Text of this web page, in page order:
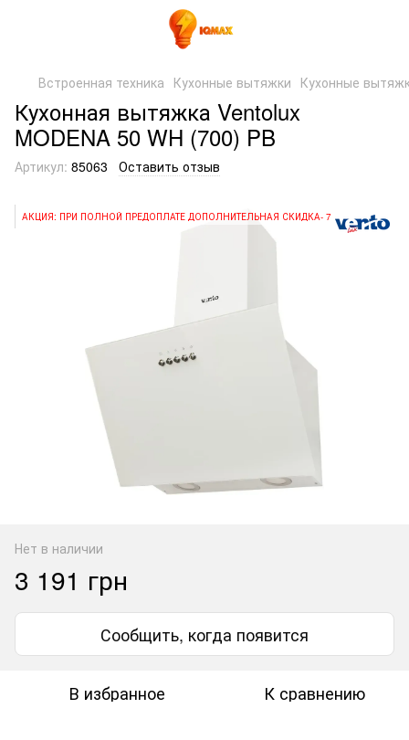
Встроенная техника Кухонные вытяжки Кухонные
Кухонная вытяжка Ventolux
MODENA 50 WH (700) PB
Артикул: 85063 Оставить отзыв
АКЦИЯ: ПРИ ПОЛНОЙ ПРЕДОПЛАТЕ ДОПОЛНИТЕЛЬНАЯ СКИДКА- 7%
Нет в наличии
3 191 грн
Сообщить, когда появится
В избранное К сравнению